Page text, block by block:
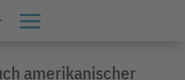
amerikanischer